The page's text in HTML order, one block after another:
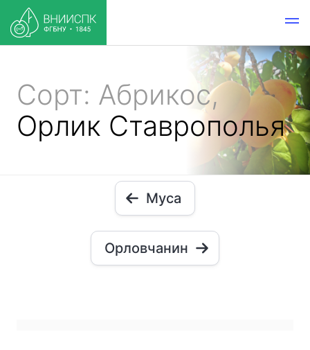
Сорт: Абрикос,
Орлик Ставрополья
Муса
Орловчанин